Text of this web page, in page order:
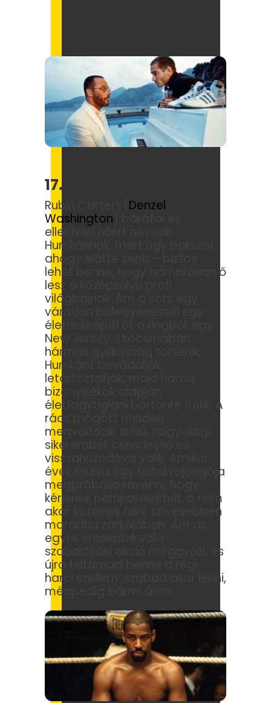
17. Hurrikán (1999)
Rubin Cartert ( Denzel
Washington
ellenfelei azért nevezik
Hurrikánnak, mert úgy bokszol,
ahogy előtte senki – biztos
lehet benne, hogy hamarosan ő
lesz a középsúlyú profi
világbajnok. Ám a sors egy
váratlan balegyenessel egy
életre kirepíti őt a ringből: egy
New Jersey-i kocsmában
hármas gyilkosság történik,
Hurrikánt bevádolják,
letartóztatják, majd hamis
bizonyítékok alapján
életfogytiglani börtönre ítélik. A
rács mögött minden
megváltozik: a hiú, nagyvilági
sikerember csendessé és
visszahúzódóvá válik. Amikor
évek múlva egy fiatal rajongója
megpróbálja rávenni, hogy
kérjenek perújrafelvételt, ő nem
akar kötélnek állni: szívesebben
maradna zárkájában. Ám az
egyre erősebbé váló
szabadítási akció meggyőzi, és
újra feltámad benne a régi
harci szellem: szabad akar lenni,
mégpedig bármi áron…